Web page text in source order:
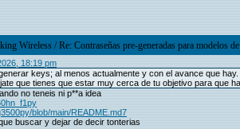
Wireless /Re: Contraseñas pre-generadas para modelos
18:19 pm
keys; al menos actualmente y con el avance que
que tienes que estar muy cerca de tu objetivo para que
no teneis ni p**a idea
blob/main/README.md7
buscar y dejar de decir tonterias